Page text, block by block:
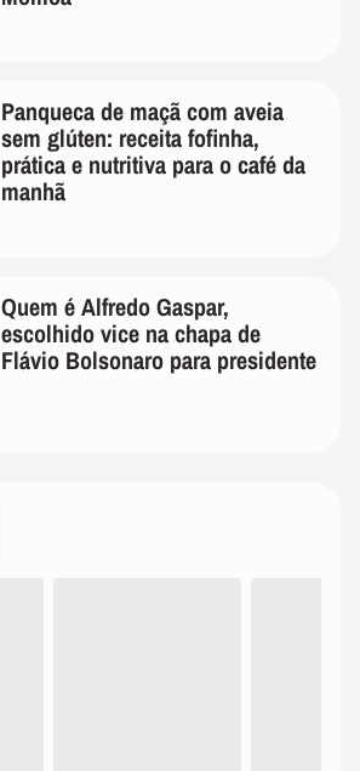
Panqueca de maçã com aveia
sem glúten: receita fofinha,
prática e nutritiva para o café da
manhã
Quem é Alfredo Gaspar,
escolhido vice na chapa de
Flávio Bolsonaro para presidente